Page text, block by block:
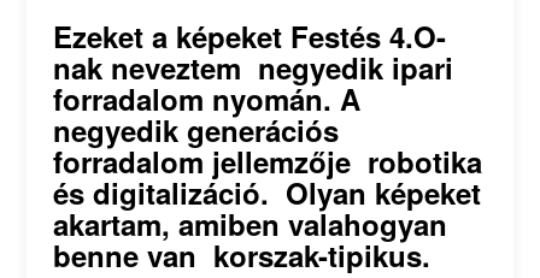
Ezeket a képeket Festés 4.O-
nak neveztem negyedik ipari
forradalom nyomán. A
negyedik generációs
forradalom jellemzője robotika
és digitalizáció. Olyan képeket
akartam, amiben valahogyan
benne van korszak-tipikus.